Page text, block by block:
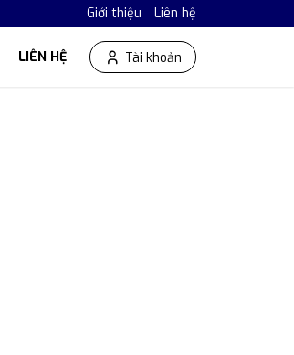
Giới thiệu Liên hệ
LIÊN HỆ Tài khoản